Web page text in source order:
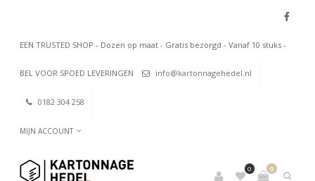
EEN TRUSTED SHOP - Dozen op maat - Gratis bezorgd - Vanaf 10 stuks -
BEL VOOR SPOED LEVERINGEN info@kartonnagehedel.nl
0182 304 258
MIJN ACCOUNT
0
0